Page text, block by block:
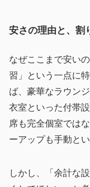
安さの理由と、割
なぜここまで安い
習」という一点に
ば、豪華なラウン
衣室といった付帯
席も完全個室では
ーアップも手動と
しかし、「余計な